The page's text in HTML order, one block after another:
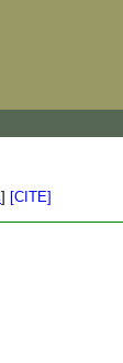
] [CITE]